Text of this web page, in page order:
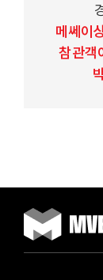
메쎄이
참관객